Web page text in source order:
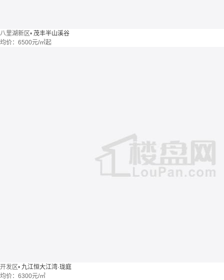
八里湖新区• 茂丰半山溪谷
均价： 6500元/㎡起
开发区• 九江恒大江湾·珑庭
均价： 6300元/㎡